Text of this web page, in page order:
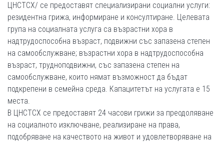
ЦНСТСХ/ се предоставят специализирани социални услуги:
резидентна грижа, информиране и консултиране. Целевата
група на социалната услуга са възрастни хора в
надтрудоспособна възраст, подвижни със запазена степен
на самообслужване; възрастни хора в надтрудоспособна
възраст, трудноподвижни, със запазена степен на
самообслужване, които нямат възможност да бъдат
подкрепени в семейна среда. Капацитетът на услугата е 15
места.
В ЦНСТСХ се предоставят 24 часови грижи за преодоляване
на социалното изключване, реализиране на права,
подобряване на качеството на живот и удовлетворяване на